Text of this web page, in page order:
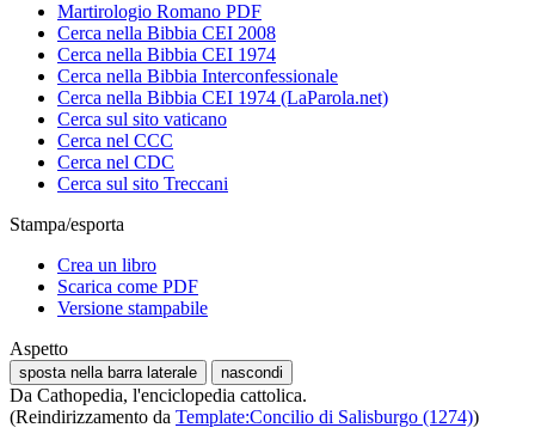
Martirologio Romano PDF
Cerca nella Bibbia CEI 2008
Cerca nella Bibbia CEI 1974
Cerca nella Bibbia Interconfessionale
Cerca nella Bibbia CEI 1974 (LaParola.net)
Cerca sul sito vaticano
Cerca nel CCC
Cerca nel CDC
Cerca sul sito Treccani
Stampa/esporta
Crea un libro
Scarica come PDF
Versione stampabile
Aspetto
sposta nella barra laterale nascondi
Da Cathopedia, l'enciclopedia cattolica.
(Reindirizzamento da Template:Concilio di Salisburgo (1274))